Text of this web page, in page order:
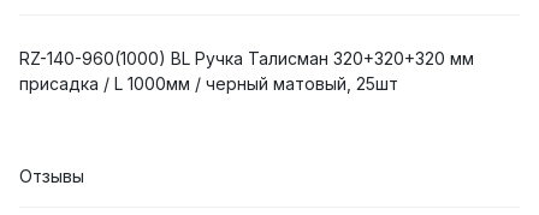
RZ-140-960(1000) BL Ручка Талисман 320+320+320 мм
присадка / L 1000мм / черный матовый, 25шт
Отзывы